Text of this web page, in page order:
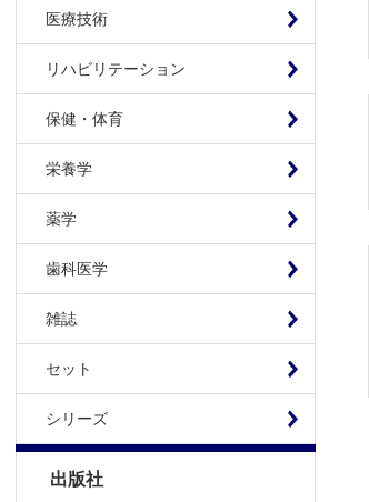
医療技術
リハビリテーション
保健・体育
栄養学
薬学
歯科医学
雑誌
セット
シリーズ
出版社